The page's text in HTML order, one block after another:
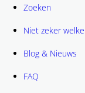
Zoeken
Niet zeker
Blog & Nieuws
FAQ